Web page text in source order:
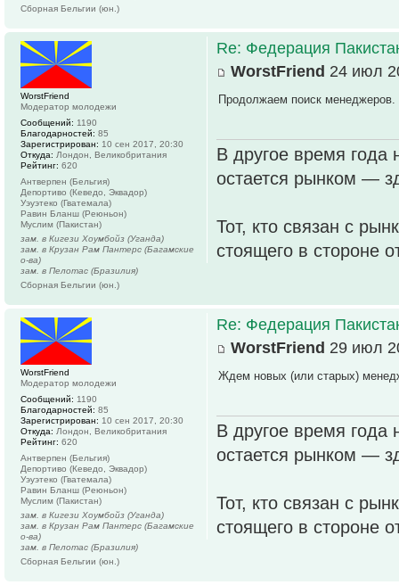
Сборная Бельгии (юн.)
Re: Федерация
WorstFriend 24 июл
Продолжаем поиск менеджеров.
В другое время года
остается рынком —
Тот, кто связан с
стоящего в стороне
WorstFriend
Модератор молодежи
Сообщений: 1190
Благодарностей: 85
Зарегистрирован: 10 сен 2017, 20:30
Откуда: Лондон, Великобритания
Рейтинг: 620
Антверпен (Бельгия)
Депортиво (Кеведо, Эквадор)
Уэуэтеко (Гватемала)
Равин Бланш (Реюньон)
Муслим (Пакистан)
зам. в Кигези Хоумбойз (Уганда)
зам. в Крузан Рам Пантерс (Багамские
о-ва)
зам. в Пелотас (Бразилия)
Сборная Бельгии (юн.)
Re: Федерация
WorstFriend 29 июл
Ждем новых (или старых)
В другое время года
остается рынком —
Тот, кто связан с
стоящего в стороне
WorstFriend
Модератор молодежи
Сообщений: 1190
Благодарностей: 85
Зарегистрирован: 10 сен 2017, 20:30
Откуда: Лондон, Великобритания
Рейтинг: 620
Антверпен (Бельгия)
Депортиво (Кеведо, Эквадор)
Уэуэтеко (Гватемала)
Равин Бланш (Реюньон)
Муслим (Пакистан)
зам. в Кигези Хоумбойз (Уганда)
зам. в Крузан Рам Пантерс (Багамские
о-ва)
зам. в Пелотас (Бразилия)
Сборная Бельгии (юн.)